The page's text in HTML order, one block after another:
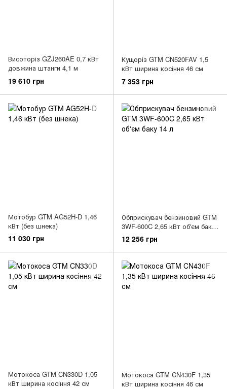
Висоторіз GZJ260AE 0,7 кВт
довжина штанги 4,1 м
19 610 грн
Кущоріз GTM CN520FAV 1,5
кВт ширина косіння 46 см
7 353 грн
Мотобур GTM AG52H-D 1,46
кВт (без шнека)
11 030 грн
Обприскувач бензиновий GTM
3WF-600C 2,65 кВт об'єм баку
14 л
12 256 грн
Мотокоса GTM CN330D 1,05
кВт ширина косіння 42 см
Мотокоса GTM CN430F 1,35
кВт ширина косіння 46 см